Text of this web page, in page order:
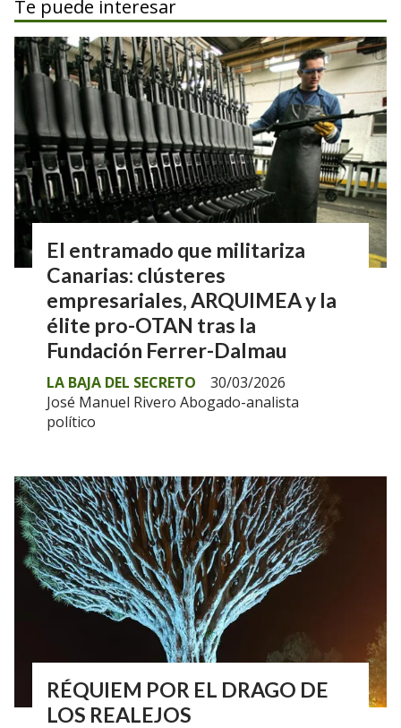
Te puede interesar
El entramado que militariza
Canarias: clústeres
empresariales, ARQUIMEA y la
élite pro-OTAN tras la
Fundación Ferrer-Dalmau
José Manuel Rivero Abogado-analista
político
LA BAJA DEL SECRETO 30/03/2026
RÉQUIEM POR EL DRAGO DE
LOS REALEJOS